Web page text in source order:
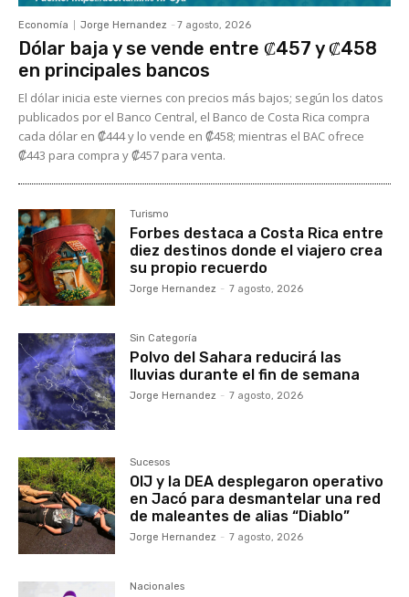
Economía Jorge Hernandez - 7 agosto, 2026
Dólar baja y se vende entre ₡457 y ₡458
en principales bancos
El dólar inicia este viernes con precios más bajos; según los datos
publicados por el Banco Central, el Banco de Costa Rica compra
cada dólar en ₡444 y lo vende en ₡458; mientras el BAC ofrece
₡443 para compra y ₡457 para venta.
Turismo
Forbes destaca a Costa Rica entre
diez destinos donde el viajero crea
su propio recuerdo
Jorge Hernandez - 7 agosto, 2026
Sin Categoría
Polvo del Sahara reducirá las
lluvias durante el fin de semana
Jorge Hernandez - 7 agosto, 2026
Sucesos
OIJ y la DEA desplegaron operativo
en Jacó para desmantelar una red
de maleantes de alias “Diablo”
Jorge Hernandez - 7 agosto, 2026
Nacionales